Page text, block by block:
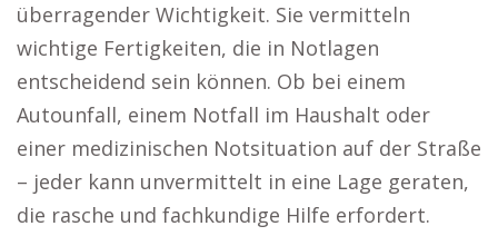
überragender Wichtigkeit. Sie vermitteln
wichtige Fertigkeiten, die in Notlagen
entscheidend sein können. Ob bei einem
Autounfall, einem Notfall im Haushalt oder
einer medizinischen Notsituation auf der Straße
– jeder kann unvermittelt in eine Lage geraten,
die rasche und fachkundige Hilfe erfordert.